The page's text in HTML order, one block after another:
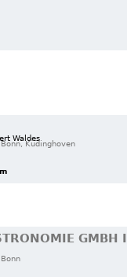
Waldes
Küdinghoven
GMBH I